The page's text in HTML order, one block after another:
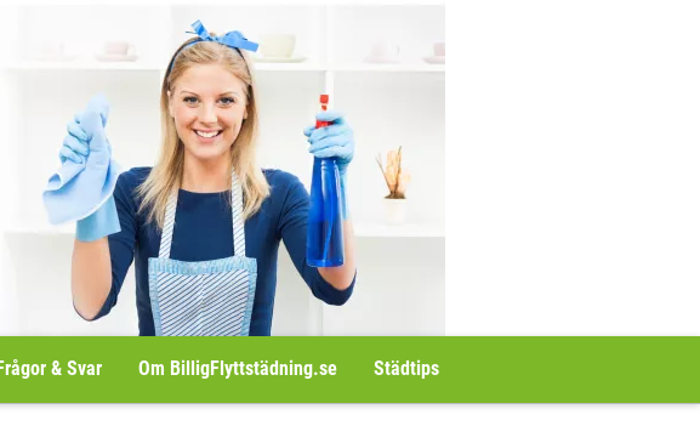
& Svar Om BilligFlyttstädning.se Städtips